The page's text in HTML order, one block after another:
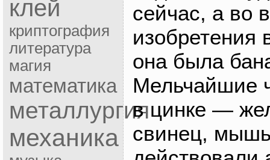
клей
криптография
литература
магия
математика
металлургия
механика
сейчас, а во
изобретения
она была
Мельчайшие
в цинке —
свинец,